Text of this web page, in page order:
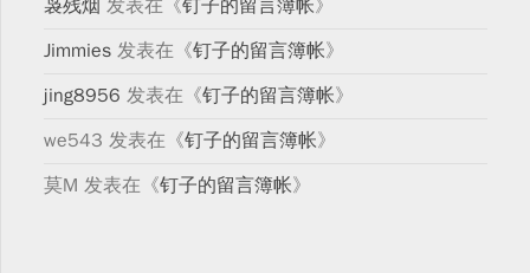
袅残烟 发表在《钉子的留言簿帐》
Jimmies 发表在《钉子的留言簿帐》
jing8956 发表在《钉子的留言簿帐》
we543 发表在《钉子的留言簿帐》
莫M 发表在《钉子的留言簿帐》